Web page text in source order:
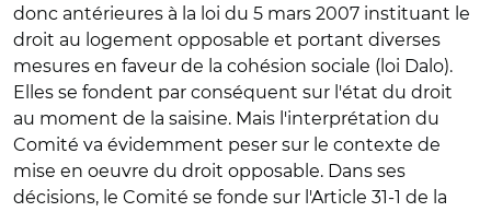
donc antérieures à la loi du 5 mars 2007 instituant le
droit au logement opposable et portant diverses
mesures en faveur de la cohésion sociale (loi Dalo).
Elles se fondent par conséquent sur l'état du droit
au moment de la saisine. Mais l'interprétation du
Comité va évidemment peser sur le contexte de
mise en oeuvre du droit opposable. Dans ses
décisions, le Comité se fonde sur l'Article 31-1 de la